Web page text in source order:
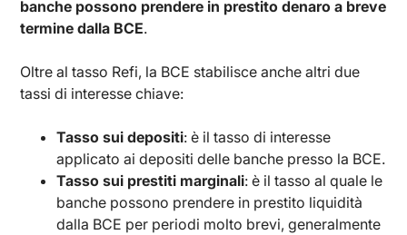
banche possono prendere in prestito denaro a breve
termine dalla BCE.
Oltre al tasso Refi, la BCE stabilisce anche altri due
tassi di interesse chiave:
Tasso sui depositi: è il tasso di interesse
applicato ai depositi delle banche presso la BCE.
Tasso sui prestiti marginali: è il tasso al quale le
banche possono prendere in prestito liquidità
dalla BCE per periodi molto brevi, generalmente